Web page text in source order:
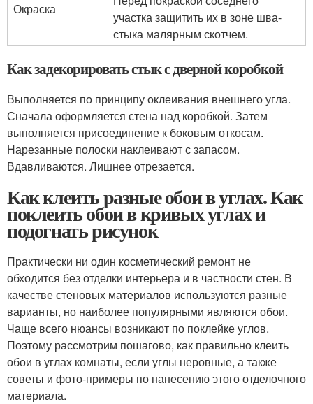
Окраска
участка защитить их в зоне шва-
стыка малярным скотчем.
Как задекорировать стык с дверной коробкой
Выполняется по принципу оклеивания внешнего угла.
Сначала оформляется стена над коробкой. Затем
выполняется присоединение к боковым откосам.
Нарезанные полоски наклеивают с запасом.
Вдавливаются. Лишнее отрезается.
Как клеить разные обои в углах. Как
поклеить обои в кривых углах и
подогнать рисунок
Практически ни один косметический ремонт не
обходится без отделки интерьера и в частности стен. В
качестве стеновых материалов используются разные
варианты, но наиболее популярными являются обои.
Чаще всего нюансы возникают по поклейке углов.
Поэтому рассмотрим пошагово, как правильно клеить
обои в углах комнаты, если углы неровные, а также
советы и фото-примеры по нанесению этого отделочного
материала.